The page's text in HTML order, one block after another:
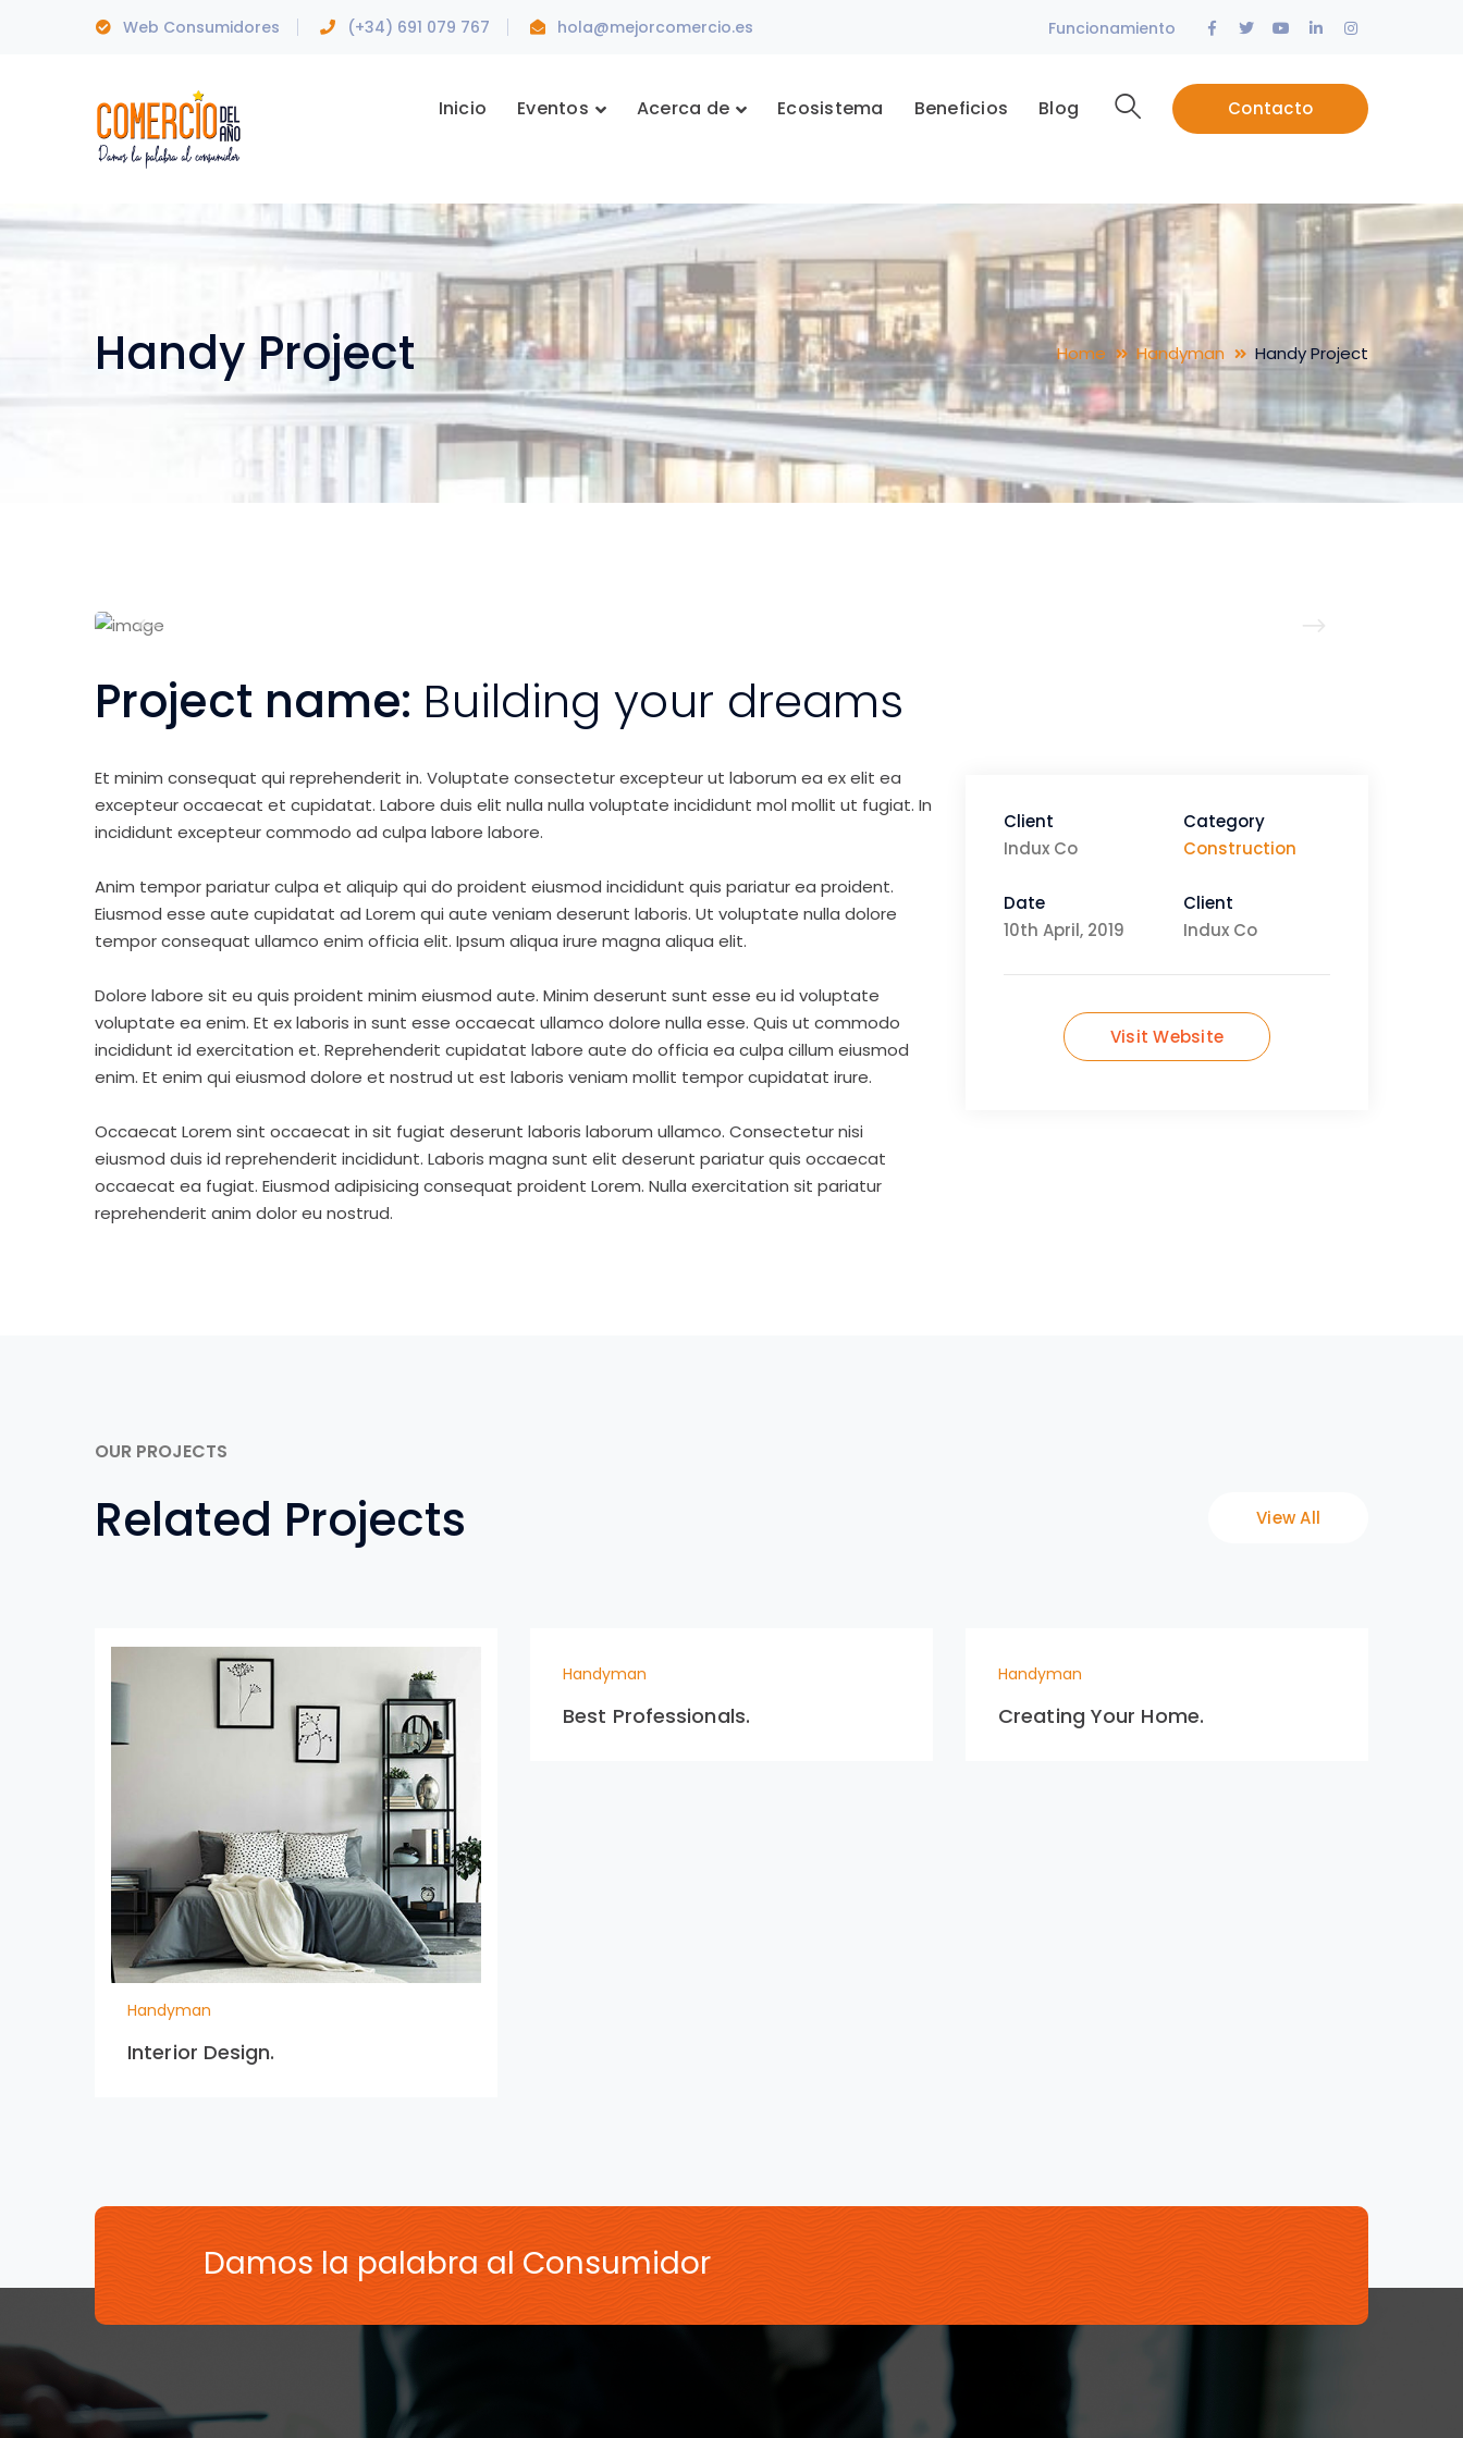
Web Consumidores (+34) 691 079 767 hola@mejorcomercio.es Funcionamiento
Facebook
TwitterYoutube
LinkedInInstagram
Contacto
Inicio Eventos Acerca de Ecosistema Beneficios Blog
Handy Project Home Handyman Handy Project
Project name: Building your dreams
Et minim consequat qui reprehenderit in. Voluptate consectetur excepteur ut laborum ea ex elit ea
excepteur occaecat et cupidatat. Labore duis elit nulla nulla voluptate incididunt mol mollit ut fugiat. In
incididunt excepteur commodo ad culpa labore labore.
Anim tempor pariatur culpa et aliquip qui do proident eiusmod incididunt quis pariatur ea proident.
Eiusmod esse aute cupidatat ad Lorem qui aute veniam deserunt laboris. Ut voluptate nulla dolore
tempor consequat ullamco enim officia elit. Ipsum aliqua irure magna aliqua elit.
Dolore labore sit eu quis proident minim eiusmod aute. Minim deserunt sunt esse eu id voluptate
voluptate ea enim. Et ex laboris in sunt esse occaecat ullamco dolore nulla esse. Quis ut commodo
incididunt id exercitation et. Reprehenderit cupidatat labore aute do officia ea culpa cillum eiusmod
enim. Et enim qui eiusmod dolore et nostrud ut est laboris veniam mollit tempor cupidatat irure.
Occaecat Lorem sint occaecat in sit fugiat deserunt laboris laborum ullamco. Consectetur nisi
eiusmod duis id reprehenderit incididunt. Laboris magna sunt elit deserunt pariatur quis occaecat
occaecat ea fugiat. Eiusmod adipisicing consequat proident Lorem. Nulla exercitation sit pariatur
reprehenderit anim dolor eu nostrud.
Client
Indux Co
Category
Construction
Date
10th April, 2019
Client
Indux Co
Visit Website
OUR PROJECTS
Related Projects View All
Handyman
Interior Design.
Handyman
Best Professionals.
Handyman
Creating Your Home.
Damos la palabra al Consumidor